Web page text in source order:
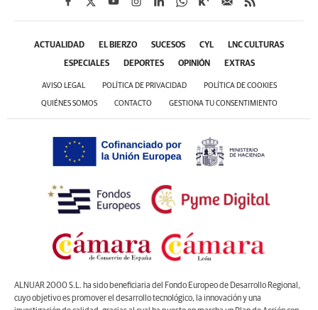
ACTUALIDAD EL BIERZO SUCESOS CYL LNC CULTURAS
ESPECIALES DEPORTES OPINIÓN EXTRAS
AVISO LEGAL POLÍTICA DE PRIVACIDAD POLÍTICA DE COOKIES
QUIÉNES SOMOS CONTACTO GESTIONA TU CONSENTIMIENTO
ALNUAR 2000 S.L. ha sido beneficiaria del Fondo Europeo de Desarrollo Regional,
cuyo objetivo es promover el desarrollo tecnológico, la innovación y una